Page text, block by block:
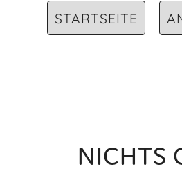
STARTSEITE
NICHTS